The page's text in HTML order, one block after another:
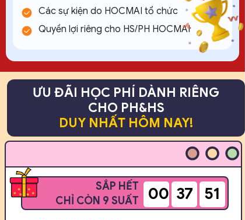
Các sự kiện do HOCMAI tổ chức
Quyền lợi riêng cho HS/PH HOCMAI
ƯU ĐÃI HỌC PHÍ DÀNH RIÊNG
CHO PH&HS
DUY NHẤT HÔM NAY!
00 37 49
SẮP HẾT
CHỈ CÒN 9 SUẤT